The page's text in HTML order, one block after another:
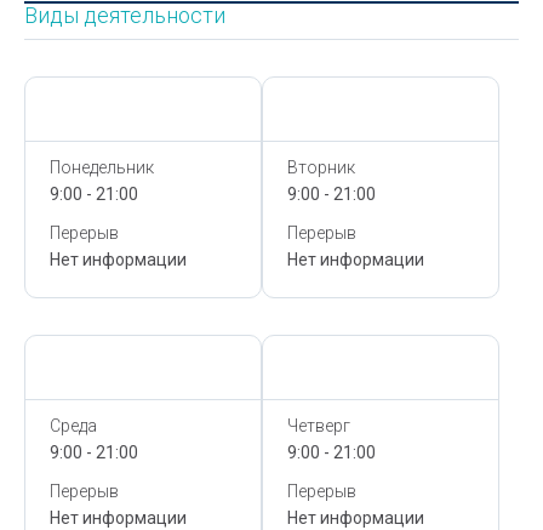
Виды деятельности
Понедельник
9:00 - 21:00
Перерыв
Нет информации
Вторник
9:00 - 21:00
Перерыв
Нет информации
Среда
9:00 - 21:00
Перерыв
Нет информации
Четверг
9:00 - 21:00
Перерыв
Нет информации